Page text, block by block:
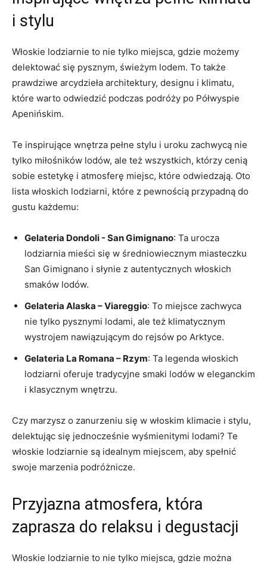
⁢i stylu
Włoskie ⁣lodziarnie⁣ to nie ‍tylko miejsca, gdzie możemy
delektować⁤ się pysznym, świeżym lodem. To także
prawdziwe arcydzieła architektury,⁣ designu i klimatu,
które warto‍ odwiedzić podczas podróży po Półwyspie
Apenińskim.
Te ‌inspirujące wnętrza pełne stylu i uroku zachwycą nie
tylko miłośników lodów, ale też wszystkich, którzy cenią
sobie estetykę i atmosferę miejsc, które odwiedzają. Oto
lista włoskich lodziarni,‍ które⁢ z pewnością przypadną do
gustu każdemu:
Gelateria Dondoli -⁣ San Gimignano: Ta ​urocza
lodziarnia mieści się w średniowiecznym miasteczku
San ⁢Gimignano i ⁤słynie z autentycznych włoskich‌
smaków lodów.
Gelateria Alaska – Viareggio: To miejsce ‌zachwyca
nie⁢ tylko ⁣pysznymi lodami, ‍ale też klimatycznym
wystrojem nawiązującym do rejsów po Arktyce.
Gelateria La Romana – Rzym: Ta ⁣legenda włoskich
lodziarni oferuje tradycyjne smaki lodów w eleganckim
i klasycznym wnętrzu.
Czy marzysz o zanurzeniu się w włoskim‌ klimacie i stylu,
delektując się jednocześnie wyśmienitymi lodami? ‌Te
włoskie lodziarnie są idealnym miejscem, aby⁤ spełnić
swoje marzenia podróżnicze.
Przyjazna atmosfera, ⁣która
zaprasza ⁤do relaksu i degustacji
Włoskie lodziarnie to nie tylko miejsca, gdzie można‍